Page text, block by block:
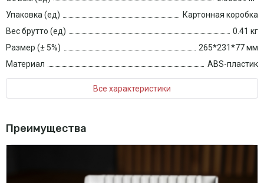
Упаковка (ед)
Картонная коробка
Вес брутто (ед)
0.41 кг
Размер (± 5%)
265*231*77 мм
Материал
ABS-пластик
Все характеристики
Преимущества